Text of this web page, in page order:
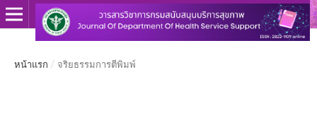
หน้าแรก / จริยธรรมการตีพิมพ์